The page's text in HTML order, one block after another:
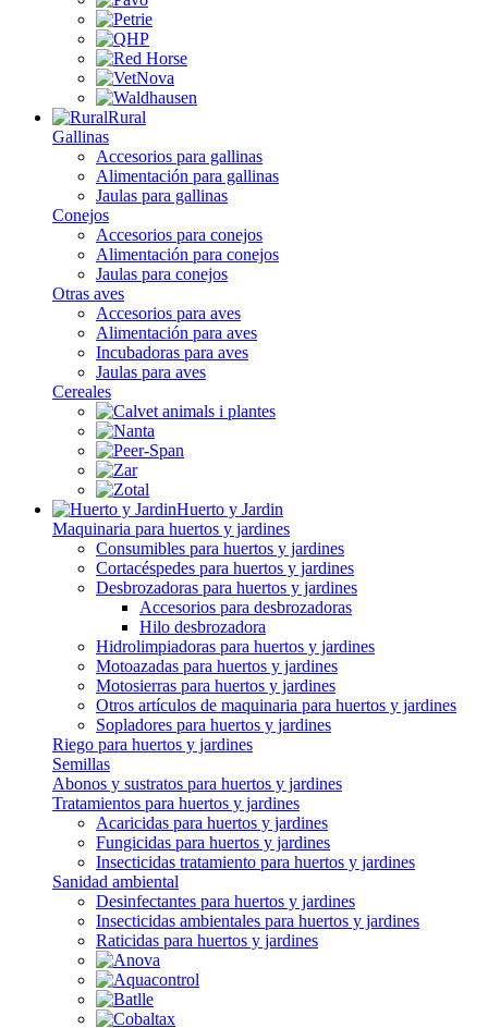
Rural
Gallinas
Accesorios para gallinas
Alimentación para gallinas
Jaulas para gallinas
Conejos
Accesorios para conejos
Alimentación para conejos
Jaulas para conejos
Otras aves
Accesorios para aves
Alimentación para aves
Incubadoras para aves
Jaulas para aves
Cereales
Huerto y Jardin
Maquinaria para huertos y jardines
Consumibles para huertos y jardines
Cortacéspedes para huertos y jardines
Desbrozadoras para huertos y jardines
Accesorios para desbrozadoras
Hilo desbrozadora
Hidrolimpiadoras para huertos y jardines
Motoazadas para huertos y jardines
Motosierras para huertos y jardines
Otros artículos de maquinaria para huertos y jardines
Sopladores para huertos y jardines
Riego para huertos y jardines
Semillas
Abonos y sustratos para huertos y jardines
Tratamientos para huertos y jardines
Acaricidas para huertos y jardines
Fungicidas para huertos y jardines
Insecticidas tratamiento para huertos y jardines
Sanidad ambiental
Desinfectantes para huertos y jardines
Insecticidas ambientales para huertos y jardines
Raticidas para huertos y jardines